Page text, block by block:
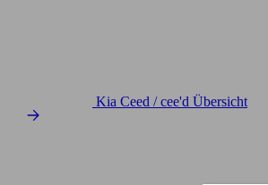
Kia Ceed / cee'd Übersicht